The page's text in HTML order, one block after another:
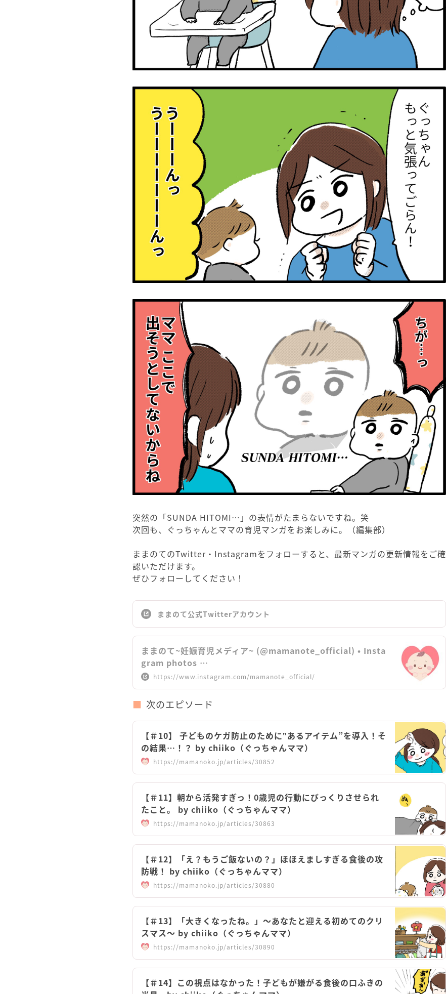
突然の「SUNDA HITOMI…」の表情がたまらないですね。笑
次回も、ぐっちゃんとママの育児マンガをお楽しみに。（編集部）
ままのてのTwitter・Instagramをフォローすると、最新マンガの更新情報をご確
認いただけます。
ぜひフォローしてください！
ままのて公式Twitterアカウント
ままのて~妊娠育児メディア~ (@mamanote_official) • Insta
gram photos …
https://www.instagram.com/mamanote_official/
次のエピソード
【＃10】 子どものケガ防止のために‟あるアイテム”を導入！そ
の結果…！？ by chiiko（ぐっちゃんママ）
https://mamanoko.jp/articles/30852
【＃11】朝から活発すぎっ！0歳児の行動にびっくりさせられ
たこと。 by chiiko（ぐっちゃんママ）
https://mamanoko.jp/articles/30863
【＃12】「え？もうご飯ないの？」ほほえましすぎる食後の攻
防戦！ by chiiko（ぐっちゃんママ）
https://mamanoko.jp/articles/30880
【＃13】「大きくなったね。」～あなたと迎える初めてのクリ
スマス～ by chiiko（ぐっちゃんママ）
https://mamanoko.jp/articles/30890
【＃14】この視点はなかった！子どもが嫌がる食後の口ふきの